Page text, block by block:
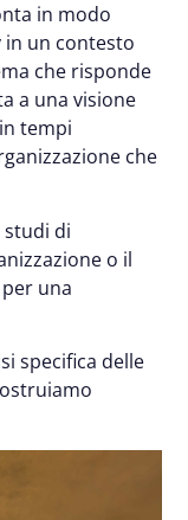
in modo
in un contesto
che risponde
a una visione
tempi
che
studi di
o il
per una
specifica delle